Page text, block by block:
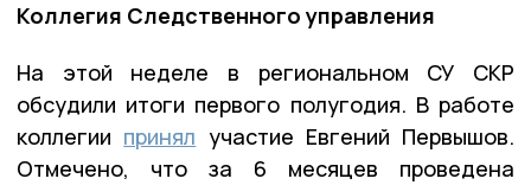
Коллегия Следственного управления
На этой неделе в региональном СУ СКР
обсудили итоги первого полугодия. В работе
коллегии принял участие Евгений Первышов.
Отмечено, что за 6 месяцев проведена